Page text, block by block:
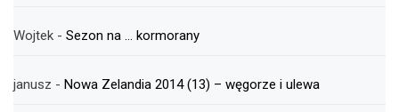
Wojtek - Sezon na … kormorany
janusz - Nowa Zelandia 2014 (13) – węgorze i ulewa